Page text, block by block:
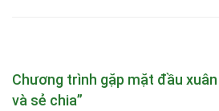
Chương trình gặp mặt đầu xuân
và sẻ chia”